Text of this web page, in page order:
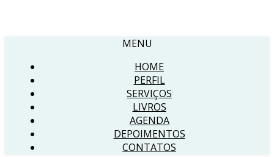
MENU
HOME
PERFIL
SERVIÇOS
LIVROS
AGENDA
DEPOIMENTOS
CONTATOS